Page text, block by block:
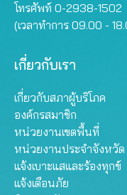
โทรศัพท์ 0-2938-1502
(เวลาทำการ 09.00 -
เกี่ยวกับเรา
เกี่ยวกับสภาผู้บริโภค
องค์กรสมาชิก
หน่วยงานเขตพื้นที่
หน่วยงานประจำจังหวัด
แจ้งเบาะแสและร้องทุกข์
แจ้งเตือนภัย